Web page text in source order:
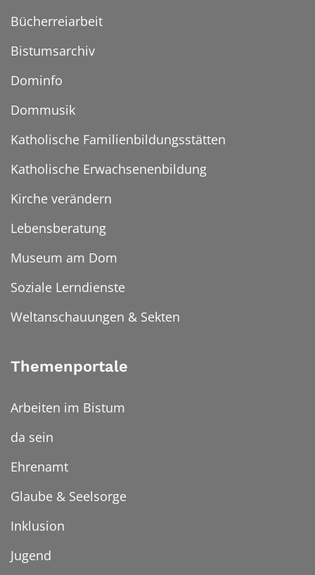
Bücherreiarbeit
Bistumsarchiv
Dominfo
Dommusik
Katholische Familienbildungsstätten
Katholische Erwachsenenbildung
Kirche verändern
Lebensberatung
Museum am Dom
Soziale Lerndienste
Weltanschauungen & Sekten
Themenportale
Arbeiten im Bistum
da sein
Ehrenamt
Glaube & Seelsorge
Inklusion
Jugend